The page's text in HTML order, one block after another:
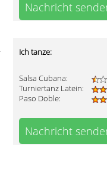
Nachricht
Ich tanze:
Salsa Cubana:
Turniertanz Latein:
Paso Doble:
Nachricht